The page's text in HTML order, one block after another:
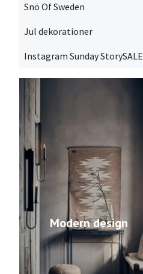
Snö Of Sweden
Jul dekorationer
Instagram Sunday StorySALE
Modern design